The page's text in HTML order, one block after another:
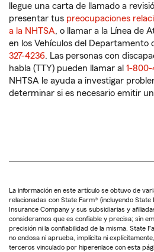
llegue una carta de llamado a
presentar tus preocupaciones
a la NHTSA, o llamar a la Línea de
en los Vehículos del Departamento
327-4236. Las personas con
habla (TTY) pueden llamar al 1-
NHTSA le ayuda a investigar
determinar si es necesario emitir
La información en este artículo se obtuvo de
relacionadas con State Farm® (incluyendo
Insurance Company y sus subsidiarias y
consideramos que es confiable y precisa; sin
precisión ni la confiabilidad de la misma. State
no endosa ni aprueba, implícita ni
terceros vinculado por hiperenlace con esta